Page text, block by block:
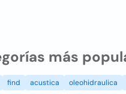
más
find acustica oleohidraulica